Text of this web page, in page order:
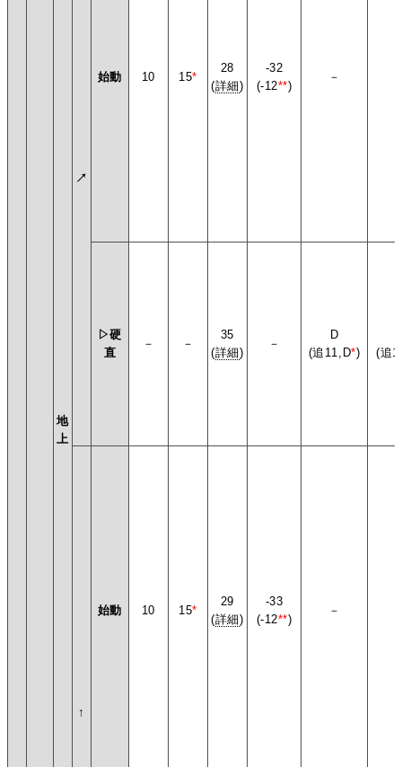
地
上
↗
始動 10 15*
28
(詳細)
-32
(-12**)
－
▷硬
直
－ －
35
(詳細)
－
D
(追11,D*)
(追
↑
始動 10 15*
29
(詳細)
-33
(-12**)
－